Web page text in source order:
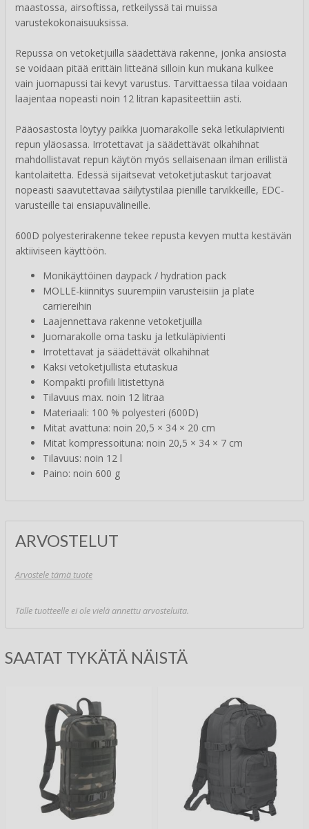
maastossa, airsoftissa, retkeilyssä tai muissa
varustekokonaisuuksissa.
Repussa on vetoketjuilla säädettävä rakenne, jonka ansiosta
se voidaan pitää erittäin litteänä silloin kun mukana kulkee
vain juomapussi tai kevyt varustus. Tarvittaessa tilaa voidaan
laajentaa nopeasti noin 12 litran kapasiteettiin asti.
Pääosastosta löytyy paikka juomarakolle sekä letkuläpivienti
repun yläosassa. Irrotettavat ja säädettävät olkahihnat
mahdollistavat repun käytön myös sellaisenaan ilman erillistä
kantolaitetta. Edessä sijaitsevat vetoketjutaskut tarjoavat
nopeasti saavutettavaa säilytystilaa pienille tarvikkeille, EDC-
varusteille tai ensiapuvälineille.
600D polyesterirakenne tekee repusta kevyen mutta kestävän
aktiiviseen käyttöön.
Monikäyttöinen daypack / hydration pack
MOLLE-kiinnitys suurempiin varusteisiin ja plate
carriereihin
Laajennettava rakenne vetoketjuilla
Juomarakolle oma tasku ja letkuläpivienti
Irrotettavat ja säädettävät olkahihnat
Kaksi vetoketjullista etutaskua
Kompakti profiili litistettynä
Tilavuus max. noin 12 litraa
Materiaali: 100 % polyesteri (600D)
Mitat avattuna: noin 20,5 × 34 × 20 cm
Mitat kompressoituna: noin 20,5 × 34 × 7 cm
Tilavuus: noin 12 l
Paino: noin 600 g
ARVOSTELUT
Arvostele tämä tuote
Tälle tuotteelle ei ole vielä annettu arvosteluita.
SAATAT TYKÄTÄ NÄISTÄ